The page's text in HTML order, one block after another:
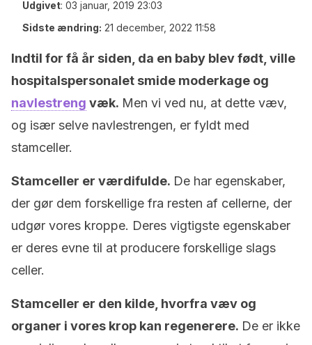
Udgivet: 03 januar, 2019 23:03
Sidste ændring: 21 december, 2022 11:58
Indtil for få år siden, da en baby blev født, ville
hospitalspersonalet smide moderkage og
navlestreng væk. Men vi ved nu, at dette væv,
og især selve navlestrengen, er fyldt med
stamceller.
Stamceller er værdifulde. De har egenskaber,
der gør dem forskellige fra resten af cellerne, der
udgør vores kroppe. Deres vigtigste egenskaber
er deres evne til at producere forskellige slags
celler.
Stamceller er den kilde, hvorfra væv og
organer i vores krop kan regenerere. De er ikke